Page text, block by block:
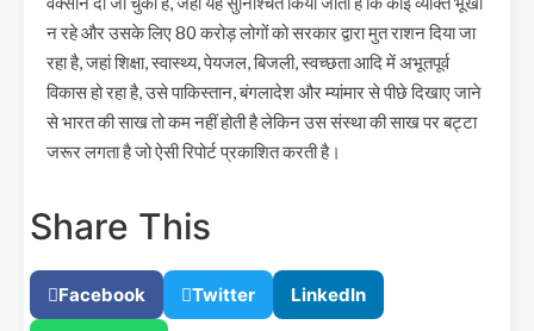
न रहे और उसके लिए 80 करोड़ लोगों को सरकार द्वारा मुत राशन दिया जा
रहा है, जहां शिक्षा, स्वास्थ्य, पेयजल, बिजली, स्वच्छता आदि में अभूतपूर्व
विकास हो रहा है, उसे पाकिस्तान, बंगलादेश और म्यांमार से पीछे दिखाए जाने
से भारत की साख तो कम नहीं होती है लेकिन उस संस्था की साख पर बट्टा
जरूर लगता है जो ऐसी रिपोर्ट प्रकाशित करती है।
Share This
Facebook Twitter LinkedIn